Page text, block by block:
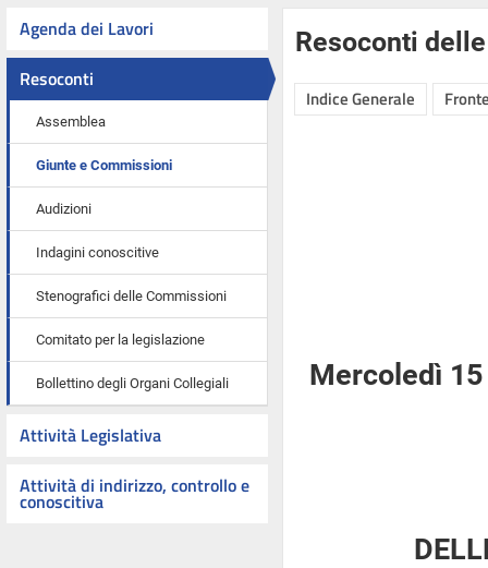
Agenda dei Lavori
Resoconti
Assemblea
Giunte e Commissioni
Audizioni
Indagini conoscitive
Stenografici delle Commissioni
Comitato per la legislazione
Bollettino degli Organi Collegiali
Attività Legislativa
Attività di indirizzo, controllo e
conoscitiva
Resoconti
Indice Generale
Mercoledì